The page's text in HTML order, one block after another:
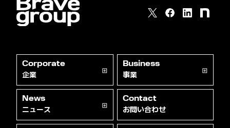
Corporate
企業
Business
事業
News
ニュース
Contact
お問い合わせ